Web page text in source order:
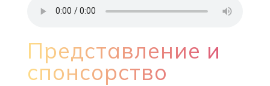
Представление и
спонсорство